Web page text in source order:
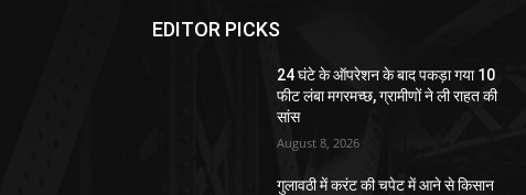
EDITOR PICKS
24 घंटे के ऑपरेशन के बाद पकड़ा गया 10
फीट लंबा मगरमच्छ, ग्रामीणों ने ली राहत की
सांस
August 8, 2026
गुलावठी में करंट की चपेट में आने से किसान